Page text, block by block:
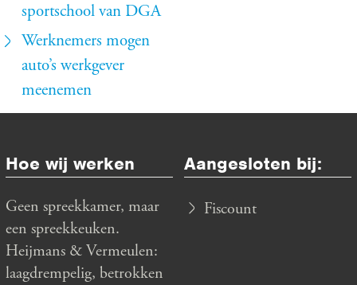
sportschool van DGA
Werknemers mogen
auto’s werkgever
meenemen
Hoe wij werken
Geen spreekkamer, maar
een spreekkeuken.
Heijmans & Vermeulen:
laagdrempelig, betrokken
Aangesloten bij:
Fiscount